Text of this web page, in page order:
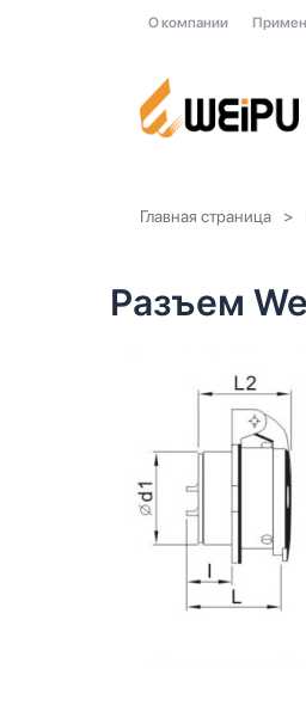
О компании
Главная страница
Разъем